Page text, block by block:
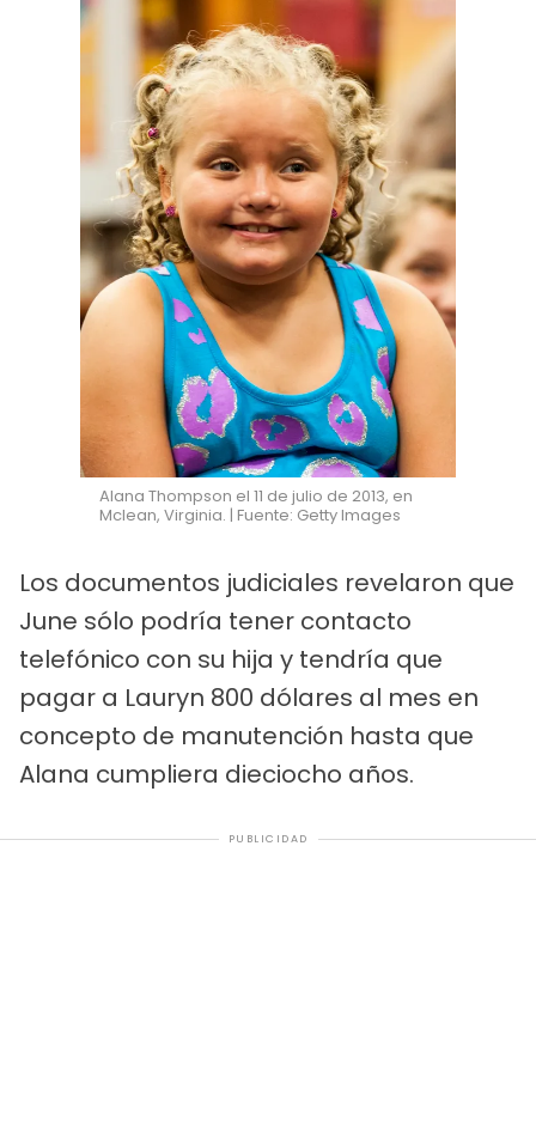
Alana Thompson el 11 de julio de 2013, en
Mclean, Virginia. | Fuente: Getty Images
Los documentos judiciales revelaron que
June sólo podría tener contacto
telefónico con su hija y tendría que
pagar a Lauryn 800 dólares al mes en
concepto de manutención hasta que
Alana cumpliera dieciocho años.
PUBLICIDAD